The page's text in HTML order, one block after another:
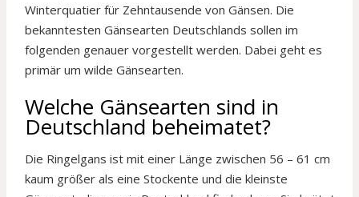
Winterquatier für Zehntausende von Gänsen. Die
bekanntesten Gänsearten Deutschlands sollen im
folgenden genauer vorgestellt werden. Dabei geht es
primär um wilde Gänsearten.
Welche Gänsearten sind in
Deutschland beheimatet?
Die Ringelgans ist mit einer Länge zwischen 56 – 61 cm
kaum größer als eine Stockente und die kleinste